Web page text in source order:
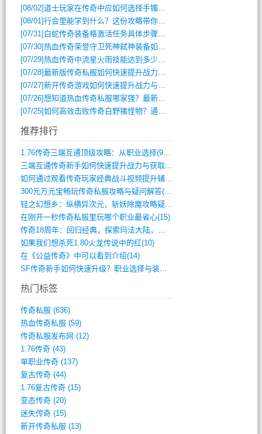
[08/02]道士玩家在传奇中应如何选择手镯装备？
[08/01]行会里能学到什么？这份攻略带你全掌握
[07/31] 白蛇传奇装备格激活任务具体步骤是什么？如何完成？
[07/30]热血传奇荣誉守卫死神弑神装备如何获取与佩戴攻略？
[07/29]热血传奇中流星火雨技能达到多少级可以开始练装备？
[07/28]最新版传奇私服如何快速提升战力与获取稀有装备？
[07/27]新开传奇游戏如何快速提升战力与获取稀有装备？
[07/26]想知道热血传奇私服哪家强？最新排行榜攻略全解析
[07/25]如何高效击败传奇白野猪怪物？通关技巧全解析
推荐排行
1.76传奇三端互通顶级攻略：从职业选择(972)
三端互通传奇新手如何快速提升战力与获取稀(379)
如何通过观看传奇玩家经典战斗视频提升辅助(661)
300元万元宝畅玩传奇私服攻略与疑问解答(828)
轻之幻想乡：纵横异次元，斩妖除魔攻略疑云(404)
在刚开一秒传奇私服里玩哪个职业最省心(15)
传奇18周年：回归经典，探索玛法大陆，寻(798)
如果我们想杀死1.80火龙传说中的红(10)
在《公益传奇》中可以看到介绍(14)
SF传奇新手如何快速升级？职业选择与装备(711)
热门标签
传奇私服 (636)
热血传奇私服 (59)
传奇私服发布网 (12)
1.76传奇(43)
单职业传奇(137)
复古传奇(44)
1.76复古传奇(15)
变态传奇(20)
迷失传奇(15)
新开传奇私服 (13)